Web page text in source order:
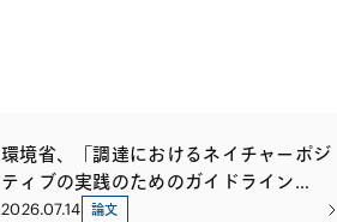
環境省、「調達におけるネイチャーポジ
ティブの実践のためのガイドライン
（案）」に関する意見募集を開始
2026.07.14 論文